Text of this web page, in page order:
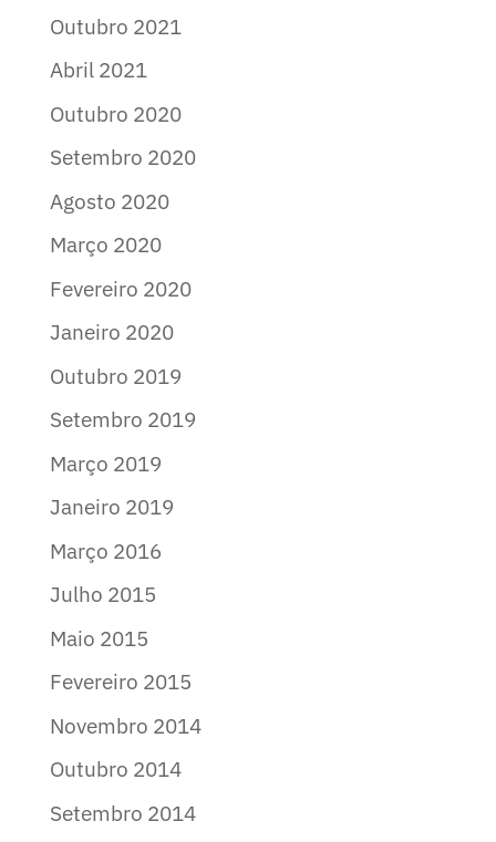
Outubro 2021
Abril 2021
Outubro 2020
Setembro 2020
Agosto 2020
Março 2020
Fevereiro 2020
Janeiro 2020
Outubro 2019
Setembro 2019
Março 2019
Janeiro 2019
Março 2016
Julho 2015
Maio 2015
Fevereiro 2015
Novembro 2014
Outubro 2014
Setembro 2014